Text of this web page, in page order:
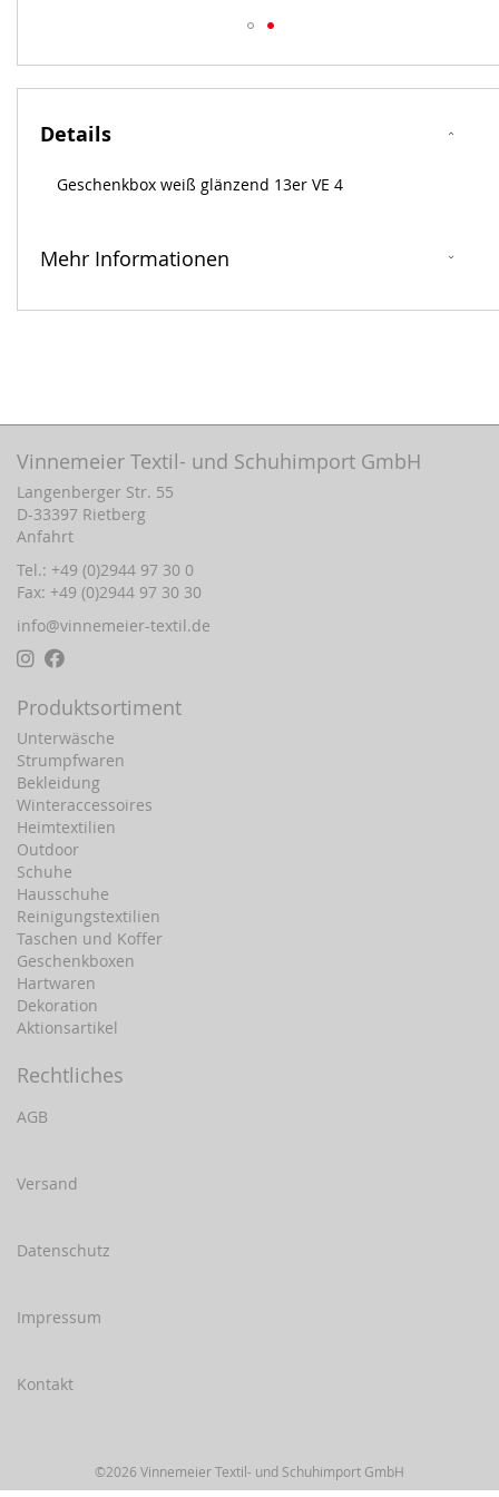
der
springen
Details
Geschenkbox weiß glänzend 13er VE 4
Mehr Informationen
Vinnemeier Textil- und Schuhimport GmbH
Langenberger Str. 55
D-33397 Rietberg
Anfahrt
Tel.: +49 (0)2944 97 30 0
Fax: +49 (0)2944 97 30 30
info@vinnemeier-textil.de
Produktsortiment
Unterwäsche
Strumpfwaren
Bekleidung
Winteraccessoires
Heimtextilien
Outdoor
Schuhe
Hausschuhe
Reinigungstextilien
Taschen und Koffer
Geschenkboxen
Hartwaren
Dekoration
Aktionsartikel
Rechtliches
AGB
Versand
Datenschutz
Impressum
Kontakt
©2026 Vinnemeier Textil- und Schuhimport GmbH